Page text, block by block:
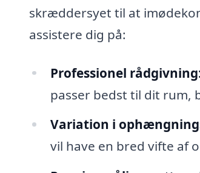
skræddersyet til at
assistere dig på:
Professionel
passer bedst til dit rum,
Variation i
vil have en bred vifte af